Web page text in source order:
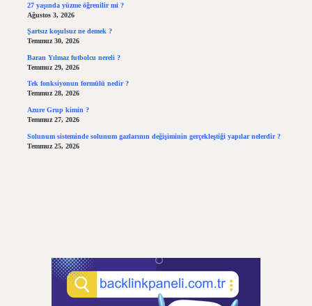
27 yaşında yüzme öğrenilir mi ?
Ağustos 3, 2026
Şartsız koşulsuz ne demek ?
Temmuz 30, 2026
Baran Yılmaz futbolcu nereli ?
Temmuz 29, 2026
Tek fonksiyonun formülü nedir ?
Temmuz 28, 2026
Azure Grup kimin ?
Temmuz 27, 2026
Solunum sisteminde solunum gazlarının değişiminin gerçekleştiği yapılar nelerdir ?
Temmuz 25, 2026